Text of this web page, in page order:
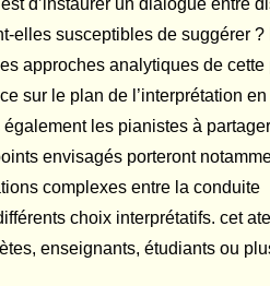
d’instaurer un dialogue entre
elles susceptibles de suggérer ?
approches analytiques de cette
sur le plan de l’interprétation en
les pianistes à
envisagés porteront
complexes entre la conduite
choix interprétatifs. cet
enseignants, étudiants ou